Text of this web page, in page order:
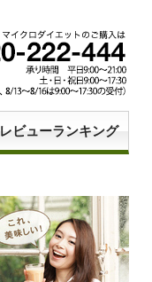
レビューランキング